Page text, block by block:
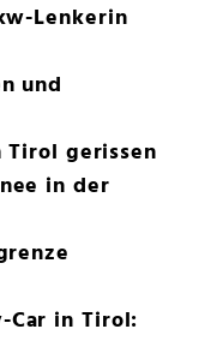
Lenkerin
und
Tirol gerissen
in der
Car in Tirol: